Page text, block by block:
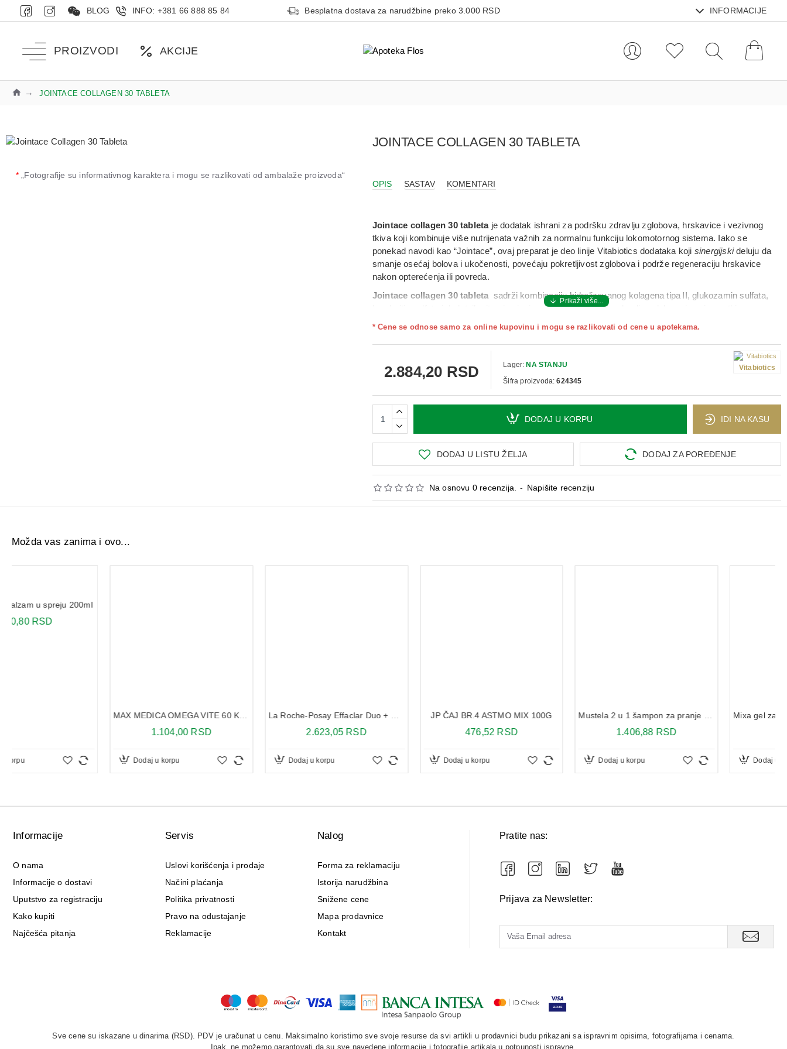
BLOG INFO: +381 66 888 85 84 Besplatna dostava za narudžbine preko 3.000 RSD INFORMACIJE
PROIZVODI AKCIJE
JOINTACE COLLAGEN 30 TABLETA
*„Fotografije su informativnog karaktera i mogu se razlikovati od ambalaže proizvoda“
JOINTACE COLLAGEN 30 TABLETA
OPIS SASTAV KOMENTARI
Jointace collagen 30 tabletajedodatak ishrani za podršku zdravlju zglobova, hrskavice i vezivnog
tkivakoji kombinuje više nutrijenata važnih za normalnu funkciju lokomotornog sistema. Iako se
ponekad navodi kao “Jointace”, ovaj preparat je deo linije Vitabiotics dodataka koji sinergijskideluju da
smanje osećaj bolova i ukočenosti, povećaju pokretljivost zglobova i podrže regeneraciju hrskavice
nakon opterećenja ili povreda.
Jointace collagen 30 tableta sadrži kombinacijuhidrolizovanog kolagena tipa II, glukozamin sulfata,
vitamina i mineralakoji doprinose zdravlju zglobova i vezivnog tkiva.
smanjenje osećaja nelagodnosti pri kretanju i poboljšanje strukture hrskavice.
i popijte sa dovoljnom količinom tečnosti. Preparat jedodatak
ishranii ne treba da zameni raznovrsnu i uravnoteženu ishranu ili medicinski tretman.
Na osnovu 0 recenzija. - Napišite recenziju
* Cene se odnose samo za online kupovinu i mogu se razlikovati od cene u apotekama.
2.884,20 RSD Lager: NA STANJU
Šifra proizvoda: 624345
Vitabiotics
DODAJ U KORPU IDI NA KASU
DODAJ U LISTU ŽELJA DODAJ ZA POREĐENJE
Možda vas zanima i ovo...
Dodaj u korpu Dodaj u korpu Dodaj u korpu Dodaj u korpu Dodaj u korpu
Informacije
O nama
Informacije o dostavi
Uputstvo za registraciju
Kako kupiti
Najčešća pitanja
Servis
Uslovi korišćenja i prodaje
Načini plaćanja
Politika privatnosti
Pravo na odustajanje
Reklamacije
Nalog
Forma za reklamaciju
Istorija narudžbina
Snižene cene
Mapa prodavnice
Kontakt
Pratite nas:
Prijava za Newsletter:
Sve cene su iskazane u dinarima (RSD). PDV je uračunat u cenu. Maksimalno koristimo sve svoje resurse da svi artikli u prodavnici budu prikazani sa ispravnim opisima, fotografijama i cenama.
Ipak, ne možemo garantovati da su sve navedene informacije i fotografije artikala u potpunosti ispravne.